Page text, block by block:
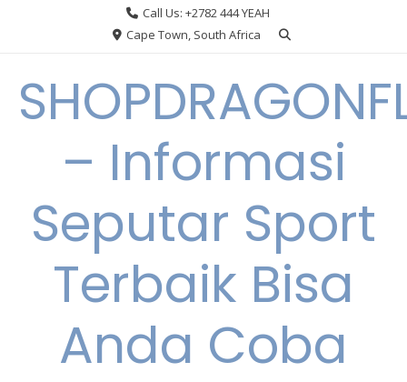
Call Us: +2782 444 YEAH
Cape Town, South Africa
– Informasi
Seputar Sport
Terbaik Bisa
Anda Coba